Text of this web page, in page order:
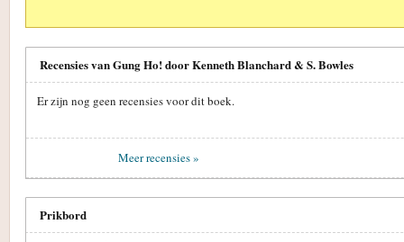
Recensies van Gung Ho! door Kenneth Blanchard & S. Bowles
Er zijn nog geen recensies voor dit boek.
Meer recensies »
Prikbord